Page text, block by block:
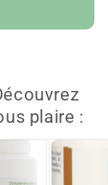
plaire :